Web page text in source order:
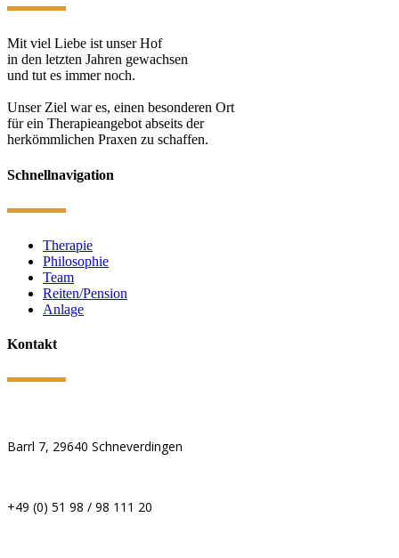
Mit viel Liebe ist unser Hof
in den letzten Jahren gewachsen
und tut es immer noch.
Unser Ziel war es, einen besonderen Ort
für ein Therapieangebot abseits der
herkömmlichen Praxen zu schaffen.
Schnellnavigation
Therapie
Philosophie
Team
Reiten/Pension
Anlage
Kontakt
Barrl 7, 29640 Schneverdingen
+49 (0) 51 98 / 98 111 20